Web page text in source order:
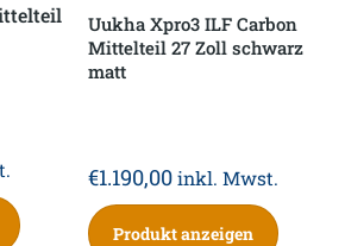
Uukha Xpro3 ILF Carbon
Mittelteil 27 Zoll schwarz
matt
€1.190,00 inkl. Mwst.
Produkt anzeigen